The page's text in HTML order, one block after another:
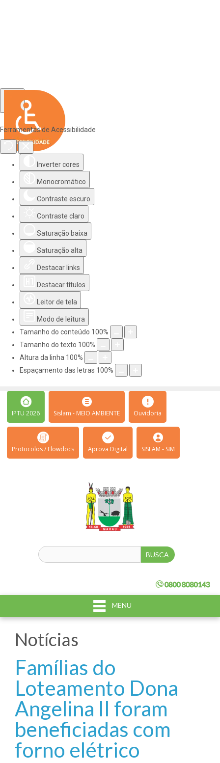
Ferramentas de Acessibilidade
Inverter cores
Monocromático
Contraste escuro
Contraste claro
Saturação baixa
Saturação alta
Destacar links
Destacar títulos
Leitor de tela
Modo de leitura
Tamanho do conteúdo 100%
Tamanho do texto 100%
Altura da linha 100%
Espaçamento das letras 100%
IPTU 2026 Sislam - MEIO AMBIENTE Ouvidoria
Protocolos / Flowdocs Aprova Digital SISLAM - SIM
MENU
Notícias
Famílias do
Loteamento Dona
Angelina II foram
beneficiadas com
forno elétrico